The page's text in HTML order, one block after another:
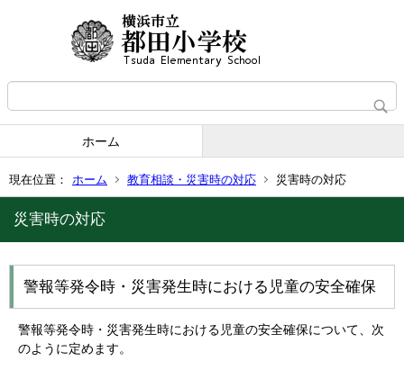
ホーム
現在位置： ホーム 教育相談・災害時の対応 災害時の対応
災害時の対応
警報等発令時・災害発生時における児童の安全確保
警報等発令時・災害発生時における児童の安全確保について、次
のように定めます。